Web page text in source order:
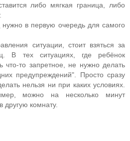
либо мягкая граница, либо
в первую очередь для самого
ситуации, стоит взяться за
В тех ситуациях, где ребёнок
что-то запретное, не нужно делать
предупреждений". Просто сразу
нельзя ни при каких условиях.
можно на несколько минут
другую комнату.